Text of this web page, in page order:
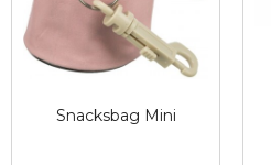
Snacksbag Mini